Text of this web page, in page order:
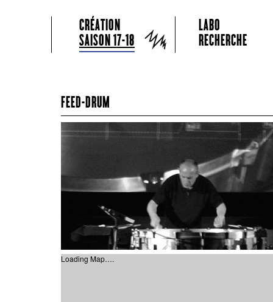
Grame
Menu principal
Aller au contenu principal
Aller au contenu secondaire
CRÉATION
SAISON 17-18
LABO
RECHERCHE
FEED-DRUM
Loading Map….